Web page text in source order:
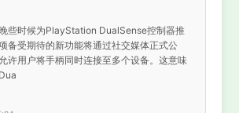
些时候为PlayStation DualSense控制器推
备受期待的新功能将通过社交媒体正式公
许用户将手柄同时连接至多个设备。这意味